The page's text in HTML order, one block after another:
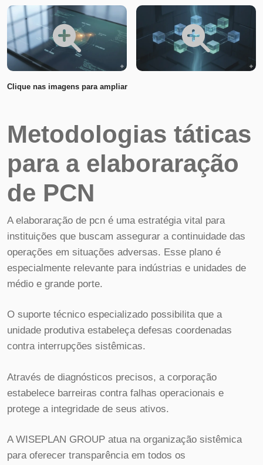
Clique nas imagens para ampliar
Metodologias táticas
para a elaboraração
de PCN
A elaboraração de pcn é uma estratégia vital para
instituições que buscam assegurar a continuidade das
operações em situações adversas. Esse plano é
especialmente relevante para indústrias e unidades de
médio e grande porte.
O suporte técnico especializado possibilita que a
unidade produtiva estabeleça defesas coordenadas
contra interrupções sistêmicas.
Através de diagnósticos precisos, a corporação
estabelece barreiras contra falhas operacionais e
protege a integridade de seus ativos.
A WISEPLAN GROUP atua na organização sistêmica
para oferecer transparência em todos os